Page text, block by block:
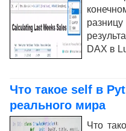
DAX в
Что такое self в
реального мира
Что